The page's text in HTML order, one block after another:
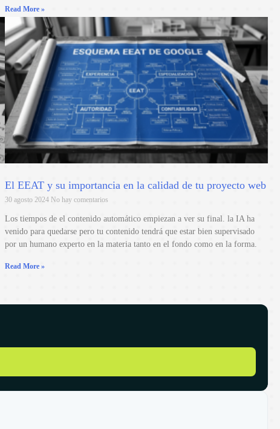
Read More »
El EEAT y su importancia en la calidad de tu proyecto web
30 agosto 2024 No hay comentarios
Los tiempos de el contenido automático empiezan a ver su final. la IA ha
venido para quedarse pero tu contenido tendrá que estar bien supervisado
por un humano experto en la materia tanto en el fondo como en la forma.
Read More »